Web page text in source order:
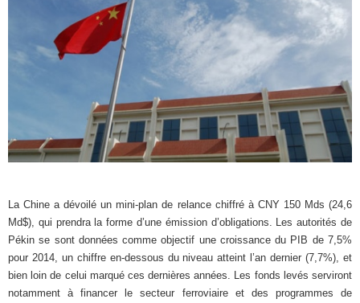
La Chine a dévoilé un mini-plan de relance chiffré à CNY 150 Mds (24,6
Md$), qui prendra la forme d’une émission d’obligations. Les autorités de
Pékin se sont données comme objectif une croissance du PIB de 7,5%
pour 2014, un chiffre en-dessous du niveau atteint l’an dernier (7,7%), et
bien loin de celui marqué ces dernières années. Les fonds levés serviront
notamment à financer le secteur ferroviaire et des programmes de